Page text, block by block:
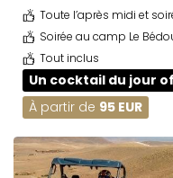
Toute l’après midi et
Soirée au camp Le
Tout inclus
Un cocktail du jour
À partir de 95 EUR